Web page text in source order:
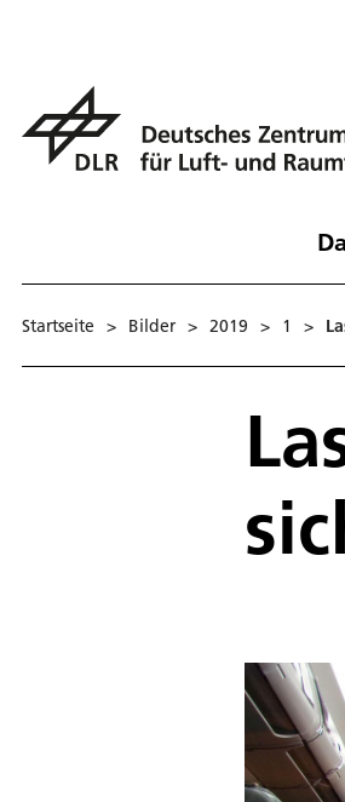
Startseite > Bilder > 2019 > 1 >